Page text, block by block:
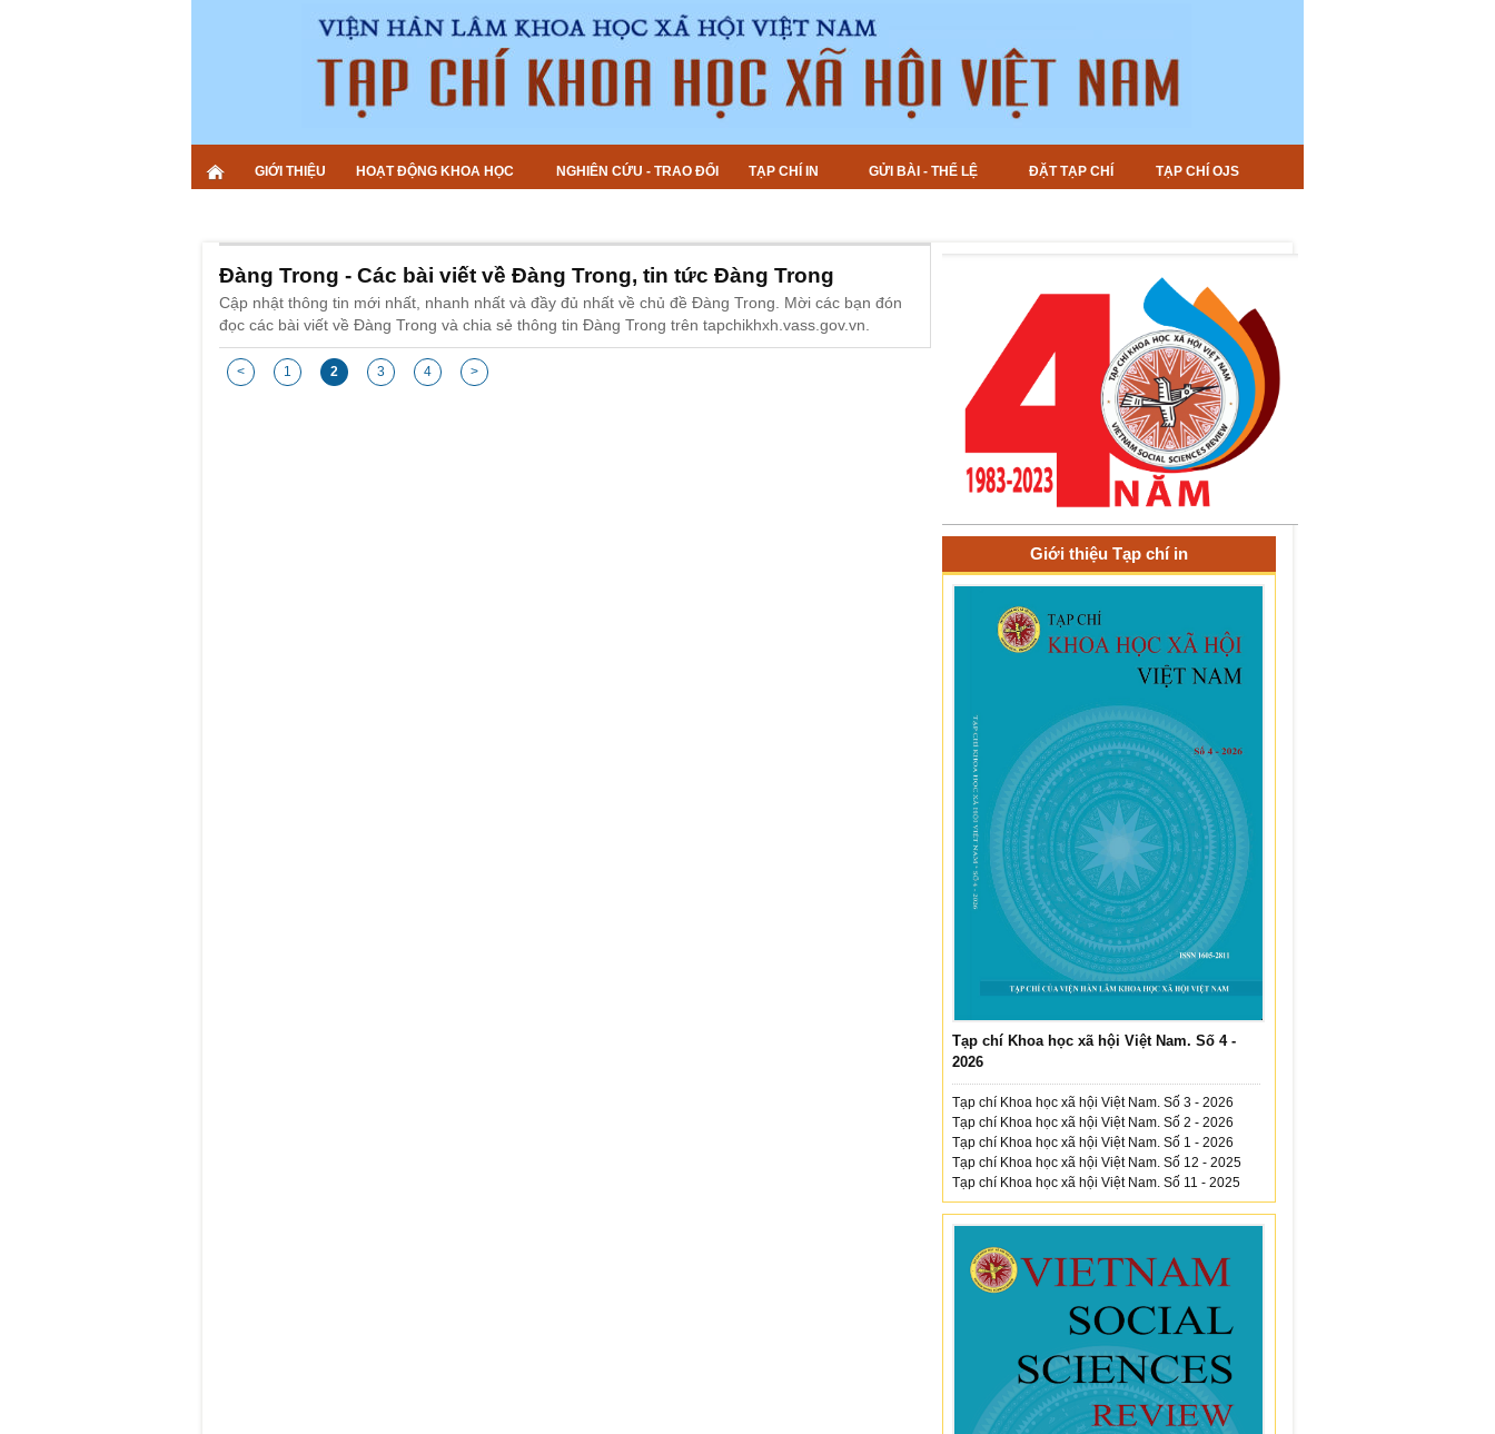
GIỚI THIỆU HOẠT ĐỘNG KHOA HỌC NGHIÊN CỨU - TRAO ĐỔI TẠP CHÍ IN GỬI BÀI - THỂ LỆ ĐẶT TẠP CHÍ TẠP CHÍ OJS
Đàng Trong - Các bài viết về Đàng Trong, tin tức Đàng Trong
Cập nhật thông tin mới nhất, nhanh nhất và đầy đủ nhất về chủ đề Đàng Trong. Mời các bạn đón
đọc các bài viết về Đàng Trong và chia sẻ thông tin Đàng Trong trên tapchikhxh.vass.gov.vn.
< 1 2 3 4 >
Giới thiệu Tạp chí in
Tạp chí Khoa học xã hội Việt Nam. Số 4 -
2026
Tạp chí Khoa học xã hội Việt Nam. Số 3 - 2026
Tạp chí Khoa học xã hội Việt Nam. Số 2 - 2026
Tạp chí Khoa học xã hội Việt Nam. Số 1 - 2026
Tạp chí Khoa học xã hội Việt Nam. Số 12 - 2025
Tạp chí Khoa học xã hội Việt Nam. Số 11 - 2025